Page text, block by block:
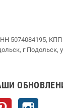
5074084195, КПП
г Подольск,
Pinterest